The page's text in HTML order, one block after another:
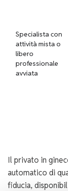
Specialista con
attività mista o
libero
professionale
avviata
Il privato in
automatico di
fiducia,